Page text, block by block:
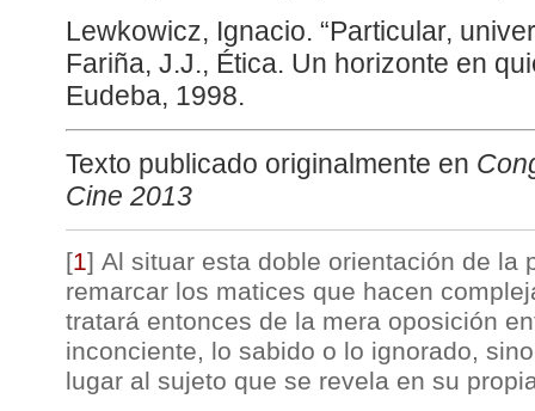
Lewkowicz, Ignacio. “Particular,
Fariña, J.J., Ética. Un horizonte en
Eudeba, 1998.
Texto publicado originalmente en
Cine 2013
[1] Al situar esta doble orientación de la
remarcar los matices que hacen
tratará entonces de la mera oposición
inconciente, lo sabido o lo ignorado,
lugar al sujeto que se revela en su